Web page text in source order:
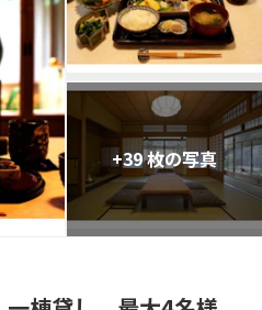
+39 枚の写真